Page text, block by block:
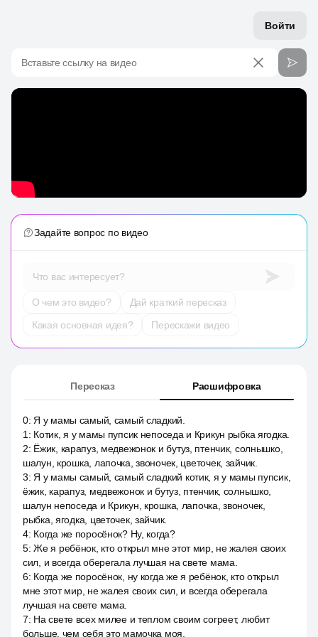
Войти
Вставьте ссылку на видео
Задайте вопрос по видео
Что вас интересует?
О чем это видео?
Дай краткий пересказ
Какая основная идея?
Перескажи видео
Пересказ Расшифровка
0: Я у мамы самый, самый сладкий.
1 : Котик, я у мамы пупсик непоседа и Крикун рыбка ягодка.
2: Ёжик, карапуз, медвежонок и бутуз, птенчик, солнышко,
шалун, крошка, лапочка, звоночек, цветочек, зайчик.
3: Я у мамы самый, самый сладкий котик, я у мамы пупсик,
ёжик, карапуз, медвежонок и бутуз, птенчик, солнышко,
шалун непоседа и Крикун, крошка, лапочка, звоночек,
рыбка, ягодка, цветочек, зайчик.
4: Когда же поросёнок? Ну, когда?
5:Же я ребёнок, кто открыл мне этот мир, не жалея своих
сил, и всегда оберегала лучшая на свете мама.
6: Когда же поросёнок, ну когда же я ребёнок, кто открыл
мне этот мир, не жалея своих сил, и всегда оберегала
лучшая на свете мама.
7: На свете всех милее и теплом своим согреет, любит
больше, чем себя это мамочка моя.